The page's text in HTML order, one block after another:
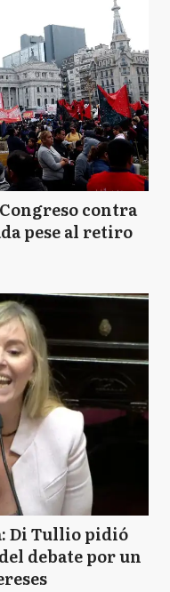
contra
pese al retiro
Di Tullio pidió
debate por un